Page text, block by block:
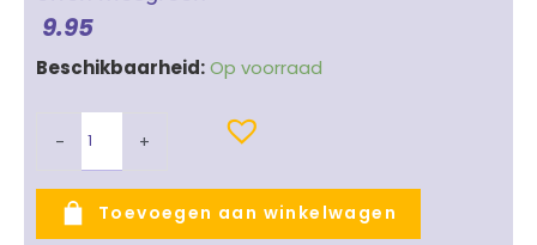
9.95
Beschikbaarheid:Op voorraad
-
MaeMae
bandana
Moss
Green
effen
+
Toevoegen aan winkelwagen